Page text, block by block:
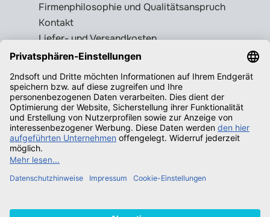
Firmenphilosophie und Qualitätsanspruch
Kontakt
Liefer- und Versandkosten
Rückgabebedingungen
Wissenswertes
Legale Gebrauchtsoftware erkennen
Produktschlüssel = Lizenz?
Microsoft Office legal erwerben
Qualifizierende Betriebssysteme f.